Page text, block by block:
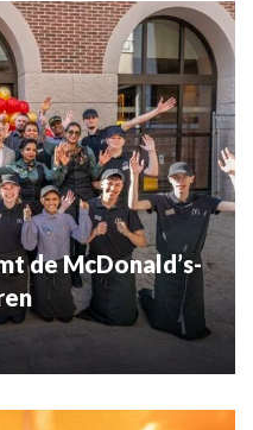
de McDonald’s-